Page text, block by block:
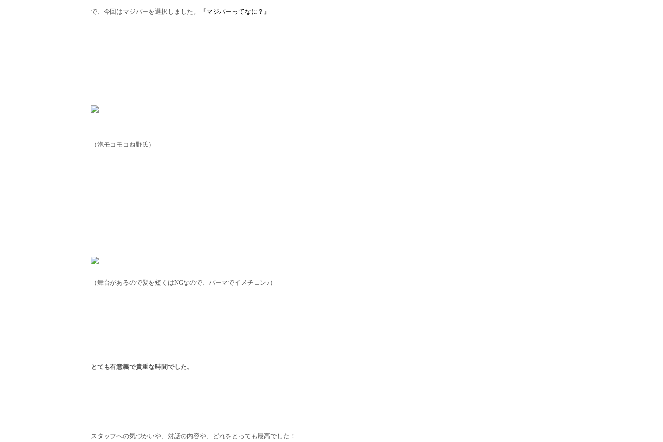
で、今回はマジパーを選択しました。 『マジパーってなに？』
（泡モコモコ西野氏）
（舞台があるので髪を短くはNGなので、パーマでイメチェン♪）
とても有意義で貴重な時間でした。
スタッフへの気づかいや、対話の内容や、どれをとっても最高でした！